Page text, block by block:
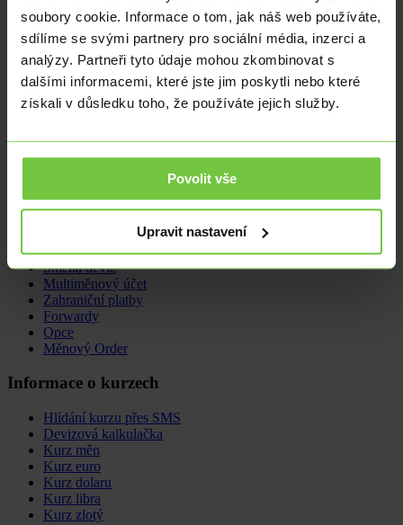
soubory cookie. Informace o tom, jak náš web používáte,
sdílíme se svými partnery pro sociální média, inzerci a
analýzy. Partneři tyto údaje mohou zkombinovat s
dalšími informacemi, které jste jim poskytli nebo které
získali v důsledku toho, že používáte jejich služby.
Povolit vše
Upravit nastavení
rostly stále slušně o 7,2 %. Spolu se zpomalováním globální
ekonomiky a s koncem sezónních prací se bude trh práce postupně
dostávat do rovnováhy, ale nezaměstnanost se i tak bude v příštích
měsících dále držet na nízkých úrovních.
finance. V Citfin pracuje jako expert pro oblast treasury a analýz
téměř od počátku historie společnosti.
Směna deviz
Multiměnový účet
Zahraniční platby
Forwardy
Opce
Měnový Order
Informace o kurzech
Hlídání kurzu přes SMS
Devizová kalkulačka
Kurz měn
Kurz euro
Kurz dolaru
Kurz libra
Kurz zlotý